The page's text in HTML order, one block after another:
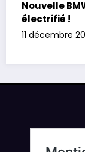
Nouvelle
électrifié !
11 décembre